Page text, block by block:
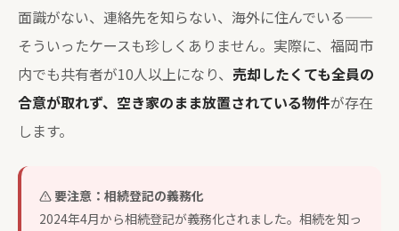
面識がない、連絡先を知らない、海外に住んでいる——
そういったケースも珍しくありません。実際に、福岡市
内でも共有者が10人以上になり、 売却したくても全員の
合意が取れず、空き家のまま放置されている物件が存在
します。
要注意：相続登記の義務化
2024年4月から相続登記が義務化されました。相続を知っ